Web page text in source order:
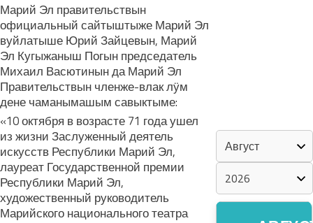
Марий Эл правительствын
официальный сайтыштыже Марий Эл
вуйлатыше Юрий Зайцевын, Марий
Эл Кугыжаныш Погын председатель
Михаил Васютинын да Марий Эл
Правительствын членже-влак лӱм
дене чаманымашым савыктыме:
«10 октября в возрасте 71 года ушел
из жизни Заслуженный деятель
искусств Республики Марий Эл,
лауреат Государственной премии
Республики Марий Эл,
художественный руководитель
Марийского национального театра